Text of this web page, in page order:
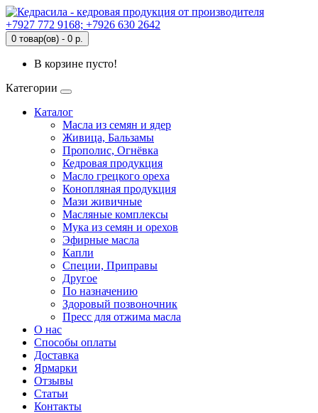
+7927 772 9168; +7926 630 2642
0 товар(ов) - 0 р.
В корзине пусто!
Категории
Каталог
Масла из семян и ядер
Живица, Бальзамы
Прополис, Огнёвка
Кедровая продукция
Масло грецкого ореха
Конопляная продукция
Мази живичные
Масляные комплексы
Мука из семян и орехов
Эфирные масла
Капли
Специи, Приправы
Другое
По назначению
Здоровый позвоночник
Пресс для отжима масла
О нас
Способы оплаты
Доставка
Ярмарки
Отзывы
Статьи
Контакты